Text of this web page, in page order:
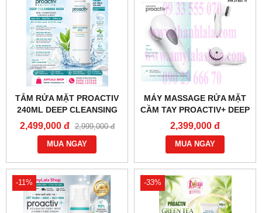
TẮM RỬA MẶT PROACTIV
240ML DEEP CLEANSING
WASH 2IN1 FACE BODY TRỊ
MỤN TRẮNG DA -
0858193968 - 0944193968 -
AMYLALASHOP.COM -
2,499,000 đ 2,999,000 đ
MUA NGAY
MÁY MASSAGE RỬA MẶT
CẦM TAY PROACTIV+ DEEP
CLEANSING BRUSH -
0933555070 - 0902966670 -
2,399,000 đ
MUA NGAY
-11% -33%